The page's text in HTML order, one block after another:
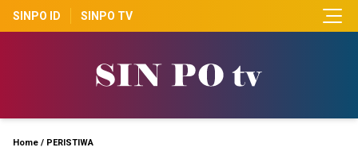
SINPO ID SINPO TV
Home / PERISTIWA